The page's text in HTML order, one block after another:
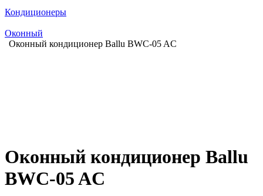
Кондиционеры
Оконный
Оконный кондиционер Ballu BWC-05 AC
Оконный кондиционер Ballu
BWC-05 AC